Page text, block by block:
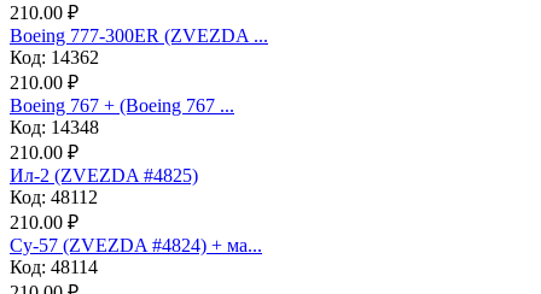
210.00 ₽
Boeing 777-300ER (ZVEZDA ...
Код: 14362
210.00 ₽
Boeing 767 + (Boeing 767 ...
Код: 14348
210.00 ₽
Ил-2 (ZVEZDA #4825)
Код: 48112
210.00 ₽
Су-57 (ZVEZDA #4824) + ма...
Код: 48114